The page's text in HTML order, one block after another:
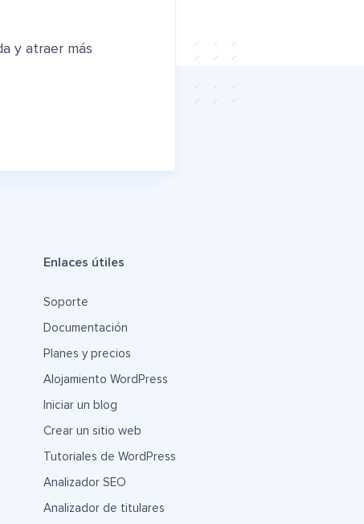
y atraer más
Enlaces útiles
Soporte
Documentación
Planes y precios
Alojamiento WordPress
Iniciar un blog
Crear un sitio web
Tutoriales de WordPress
Analizador SEO
Analizador de titulares